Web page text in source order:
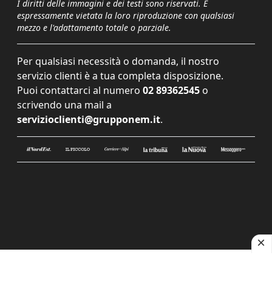
I diritti delle immagini e dei testi sono riservati. È
espressamente vietata la loro riproduzione con qualsiasi
mezzo e l'adattamento totale o parziale.
Per qualsiasi necessità o domanda, il nostro
servizio clienti è a tua completa disposizione.
Puoi contattarci al numero 02 89362545 o
scrivendo una mail a
servizioclienti@grupponem.it.